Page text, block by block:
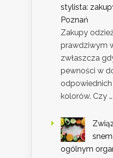
stylista:
Poznań
Zakupy
prawdziwym
zwłaszcza
pewności w
kolorów. Czy …
ogólnym